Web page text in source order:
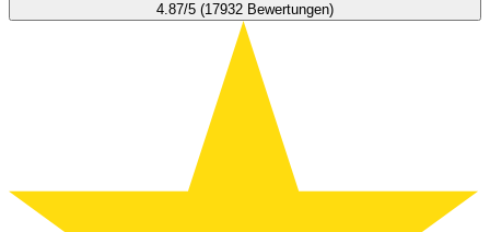
4.87/5 (17932 Bewertungen)